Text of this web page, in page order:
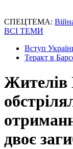
СПЕЦТЕМА:
ВСІ ТЕМИ
Вступ
Теракт в
Жителів
двоє